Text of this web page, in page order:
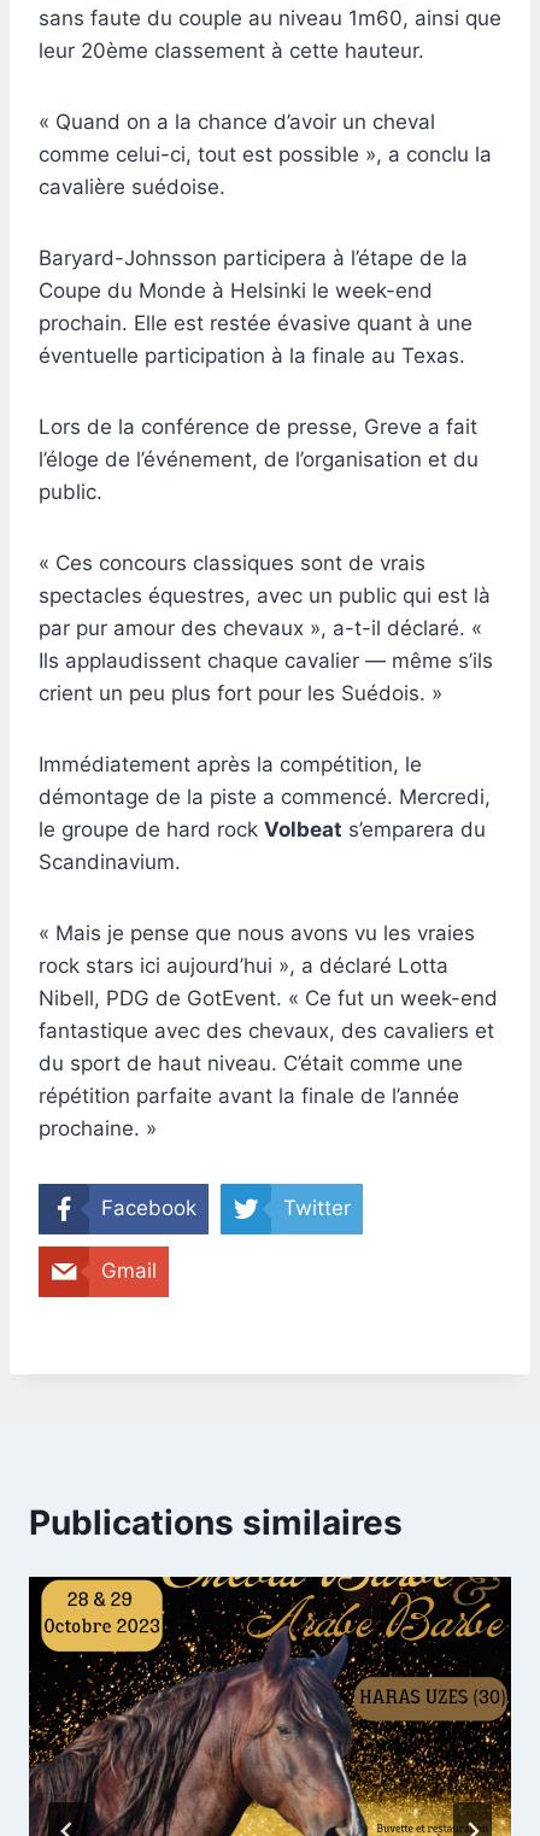
sans faute du couple au niveau 1m60, ainsi que
leur 20ème classement à cette hauteur.
« Quand on a la chance d’avoir un cheval
comme celui-ci, tout est possible », a conclu la
cavalière suédoise.
Baryard-Johnsson participera à l’étape de la
Coupe du Monde à Helsinki le week-end
prochain. Elle est restée évasive quant à une
éventuelle participation à la finale au Texas.
Lors de la conférence de presse, Greve a fait
l’éloge de l’événement, de l’organisation et du
public.
« Ces concours classiques sont de vrais
spectacles équestres, avec un public qui est là
par pur amour des chevaux », a-t-il déclaré. «
Ils applaudissent chaque cavalier — même s’ils
crient un peu plus fort pour les Suédois. »
Immédiatement après la compétition, le
démontage de la piste a commencé. Mercredi,
le groupe de hard rock Volbeat s’emparera du
Scandinavium.
« Mais je pense que nous avons vu les vraies
rock stars ici aujourd’hui », a déclaré Lotta
Nibell, PDG de GotEvent. « Ce fut un week-end
fantastique avec des chevaux, des cavaliers et
du sport de haut niveau. C’était comme une
répétition parfaite avant la finale de l’année
prochaine. »
Facebook Twitter
Gmail
Publications similaires